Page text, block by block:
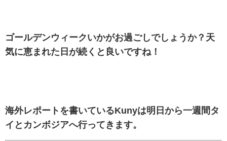
ゴールデンウィークいかがお過ごしでしょうか？天
気に恵まれた日が続くと良いですね！
海外レポートを書いているKunyは明日から一週間タ
イとカンボジアへ行ってきます。